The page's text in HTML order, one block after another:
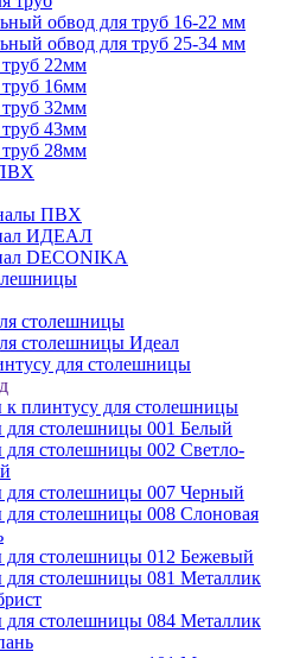
обвод для труб 16-22 мм
обвод для труб 25-34 мм
22мм
16мм
32мм
43мм
28мм
ПВХ
ИДЕАЛ
DECONIKA
столешницы
столешницы Идеал
для столешницы
к плинтусу для столешницы
для столешницы 001 Белый
для столешницы 002 Светло-
для столешницы 007 Черный
для столешницы 008 Слоновая
для столешницы 012 Бежевый
для столешницы 081 Металлик
для столешницы 084 Металлик